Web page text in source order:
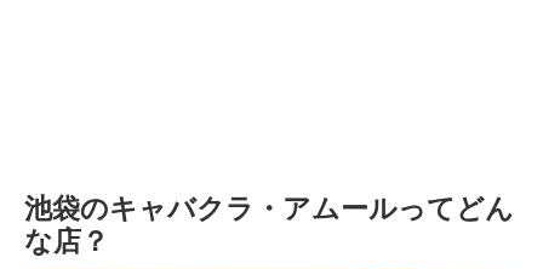
池袋のキャバクラ・アムールってどん
な店？